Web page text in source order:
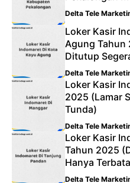
Delta Tele
Loker Kasir
Agung Tahun
Ditutup
Delta Tele
Loker Kasir
2025 (Lamar
Tunda)
Delta Tele
Loker Kasir
Tahun 2025
Hanya
Delta Tele